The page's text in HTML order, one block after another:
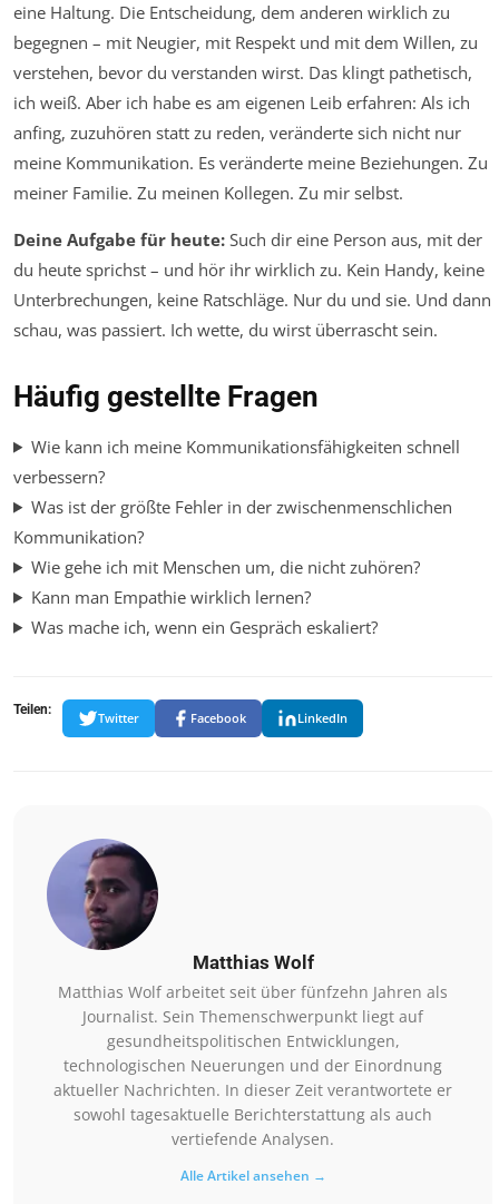
eine Haltung. Die Entscheidung, dem anderen wirklich zu
begegnen – mit Neugier, mit Respekt und mit dem Willen, zu
verstehen, bevor du verstanden wirst. Das klingt pathetisch,
ich weiß. Aber ich habe es am eigenen Leib erfahren: Als ich
anfing, zuzuhören statt zu reden, veränderte sich nicht nur
meine Kommunikation. Es veränderte meine Beziehungen. Zu
meiner Familie. Zu meinen Kollegen. Zu mir selbst.
Deine Aufgabe für heute: Such dir eine Person aus, mit der
du heute sprichst – und hör ihr wirklich zu. Kein Handy, keine
Unterbrechungen, keine Ratschläge. Nur du und sie. Und dann
schau, was passiert. Ich wette, du wirst überrascht sein.
Häufig gestellte Fragen
Wie kann ich meine Kommunikationsfähigkeiten schnell
verbessern?
Was ist der größte Fehler in der zwischenmenschlichen
Kommunikation?
Wie gehe ich mit Menschen um, die nicht zuhören?
Kann man Empathie wirklich lernen?
Was mache ich, wenn ein Gespräch eskaliert?
Teilen:
Twitter Facebook LinkedIn
Matthias Wolf
Matthias Wolf arbeitet seit über fünfzehn Jahren als
Journalist. Sein Themenschwerpunkt liegt auf
gesundheitspolitischen Entwicklungen,
technologischen Neuerungen und der Einordnung
aktueller Nachrichten. In dieser Zeit verantwortete er
sowohl tagesaktuelle Berichterstattung als auch
vertiefende Analysen.
Alle Artikel ansehen →